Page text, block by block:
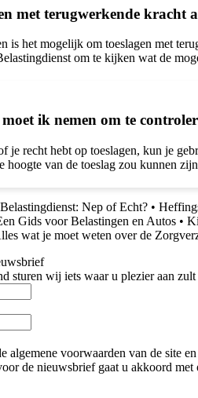
met terugwerkende kracht
is het mogelijk om toeslagen met
om te kijken wat de
ik nemen om te
je recht hebt op toeslagen, kun je
hoogte van de toeslag zou kunnen
Nep of Echt? •
Gids voor Belastingen en Autos •
wat je moet weten over de
sturen wij iets waar u plezier aan zult
algemene voorwaarden van de site
de nieuwsbrief gaat u akkoord